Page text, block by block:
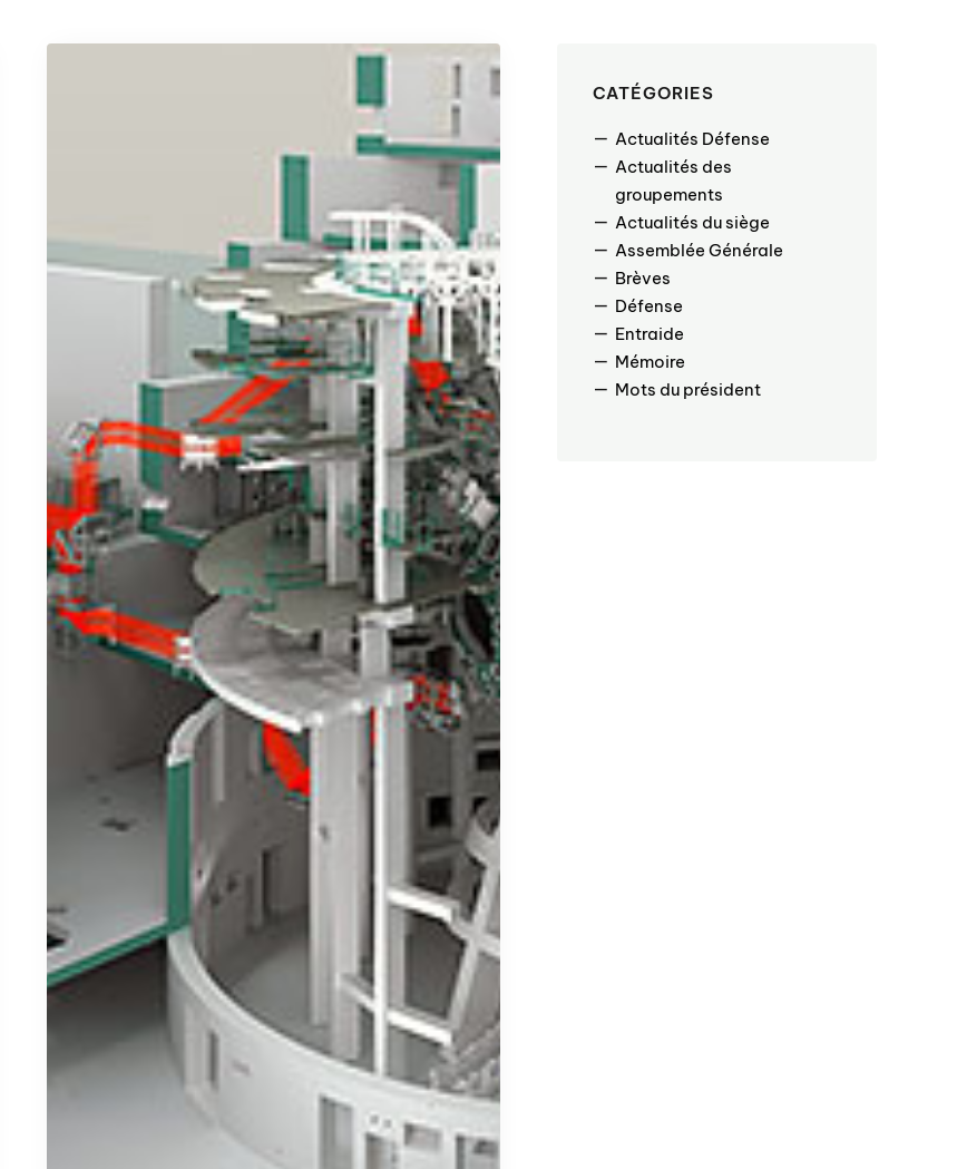
CATÉGORIES
Actualités Défense
Actualités des
groupements
Actualités du siège
Assemblée Générale
Brèves
Défense
Entraide
Mémoire
Mots du président